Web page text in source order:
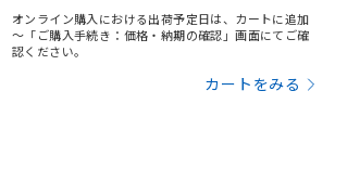
オンライン購入における出荷予定日は、カートに追加
～「ご購入手続き：価格・納期の確認」画面にてご確
認ください。
カートをみる